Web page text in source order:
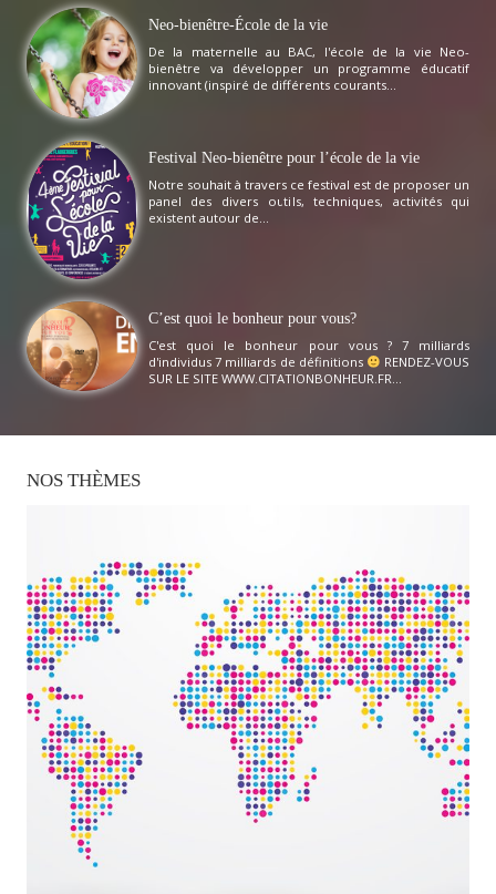
Neo-bienêtre-École de la vie
De la maternelle au BAC, l'école de la vie Neo-
bienêtre va développer un programme éducatif
innovant (inspiré de différents courants...
Festival Neo-bienêtre pour l’école de la vie
Notre souhait à travers ce festival est de proposer un
panel des divers outils, techniques, activités qui
existent autour de...
C’est quoi le bonheur pour vous?
C'est quoi le bonheur pour vous ? 7 milliards
d'individus 7 milliards de définitions
RENDEZ-VOUS
SUR LE SITE WWW.CITATIONBONHEUR.FR...
NOS THÈMES